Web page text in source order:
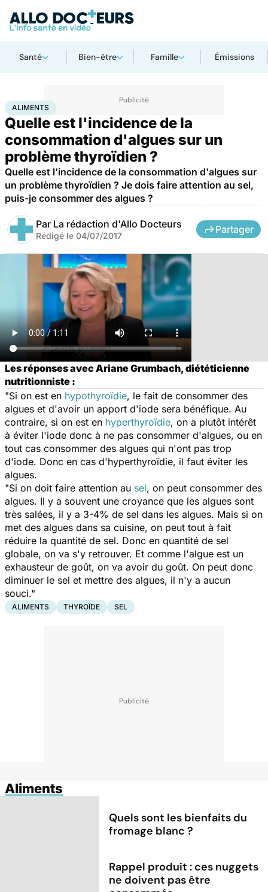
Santé Bien-être Famille Émissions
AccueilSantéMaladies
ALIMENTS
Quelle est l'incidence de la
consommation d'algues sur un
problème thyroïdien ?
Quelle est l'incidence de la consommation d'algues sur
un problème thyroïdien ? Je dois faire attention au sel,
puis-je consommer des algues ?
Par La rédaction d'Allo Docteurs
Rédigé le 04/07/2017
Partager
Les réponses avec Ariane Grumbach, diététicienne
nutritionniste :
"Si on est en hypothyroïdie, le fait de consommer des
algues et d'avoir un apport d'iode sera bénéfique. Au
contraire, si on est en hyperthyroïdie, on a plutôt intérêt
à éviter l'iode donc à ne pas consommer d'algues, ou en
tout cas consommer des algues qui n'ont pas trop
d'iode. Donc en cas d'hyperthyroïdie, il faut éviter les
algues.
"Si on doit faire attention au sel, on peut consommer des
algues. Il y a souvent une croyance que les algues sont
très salées, il y a 3-4% de sel dans les algues. Mais si on
met des algues dans sa cuisine, on peut tout à fait
réduire la quantité de sel. Donc en quantité de sel
globale, on va s'y retrouver. Et comme l'algue est un
exhausteur de goût, on va avoir du goût. On peut donc
diminuer le sel et mettre des algues, il n'y a aucun
souci."
ALIMENTS THYROÏDE SEL
Aliments
Quels sont les bienfaits du
fromage blanc ?
Rappel produit : ces nuggets
ne doivent pas être